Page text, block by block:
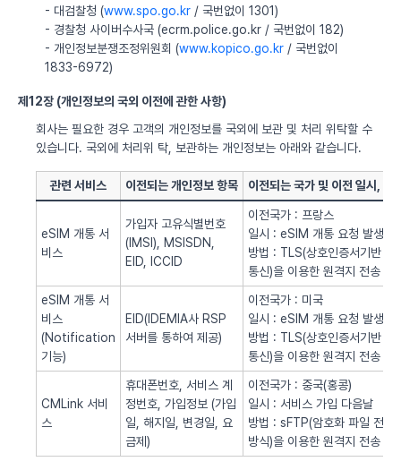
- 대검찰청 (www.spo.go.kr / 국번없이 1301)
- 경찰청 사이버수사국 (ecrm.police.go.kr / 국번없이 182)
- 개인정보분쟁조정위원회 (www.kopico.go.kr / 국번없이
1833-6972)
제12장 (개인정보의 국외 이전에 관한 사항)
회사는 필요한 경우 고객의 개인정보를 국외에 보관 및 처리 위탁할 수
있습니다. 국외에 처리위 탁, 보관하는 개인정보는 아래와 같습니다.
관련 서비스 이전되는 개인정보 항목 이전되는 국가 및 이전 일시, 방
eSIM 개통 서
비스
가입자 고유식별번호
(IMSI), MSISDN,
EID, ICCID
이전국가 : 프랑스
일시 : eSIM 개통 요청 발생시
방법 : TLS(상호인증서기반
통신)을 이용한 원격지 전송
eSIM 개통 서
비스
(Notification
기능)
EID(IDEMIA사 RSP
서버를 통하여 제공)
이전국가 : 미국
일시 : eSIM 개통 요청 발생시
방법 : TLS(상호인증서기반
통신)을 이용한 원격지 전송
CMLink 서비
스
휴대폰번호, 서비스 계
정번호, 가입정보 (가입
일, 해지일, 변경일, 요
금제)
이전국가 : 중국(홍콩)
일시 : 서비스 가입 다음날
방법 : sFTP(암호화 파일 전송
방식)을 이용한 원격지 전송